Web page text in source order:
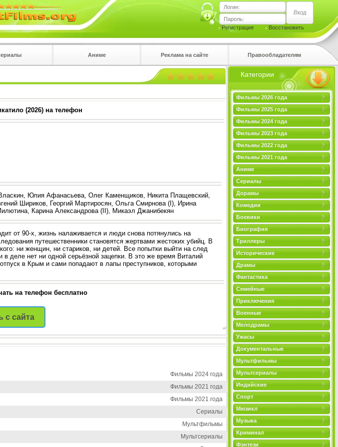
Логин:
Пароль:
Регистрация
Восстановить
Аниме Реклама на сайте Правообладателям
Категории
Фильмы 2026 года
Фильмы 2025 года
Фильмы 2024 года
Фильмы 2023 года
Фильмы 2022 года
Фильмы 2021 года
Аниме
Сериалы
Дорамы
Комедии
Боевики
Биография
Триллеры
Исторические
Драмы
Фантастика
Семейные
Приключения
Военные
Мелодрамы
Ужасы
Документальные
Мультфильмы
Мультсериалы
Индийские
Спорт
Мюзикл
Музыка
Криминал
Фэнтези
(2026) на телефон
Юлия Афанасьева, Олег Каменщиков, Никита Плащевский,
Шириков, Георгий Мартиросян, Ольга Смирнова (I), Ирина
Карина Александрова (II), Микаэл Джанибекян
от 90-х, жизнь налаживается и люди снова потянулись на
путешественники становятся жертвами жестоких убийц. В
ни женщин, ни стариков, ни детей. Все попытки выйти на след
в деле нет ни одной серьёзной зацепки. В это же время Виталий
в Крым и сами попадают в лапы преступников, которыми
на телефон бесплатно
на троеточие в правом
с сайта
Фильмы 2024 года
Фильмы 2021 года
Фильмы 2021 года
Сериалы
Мультфильмы
Мультсериалы